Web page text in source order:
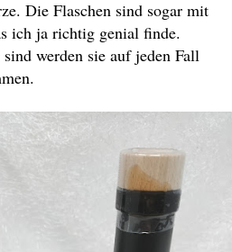
Die Flaschen sind sogar mit
ich ja richtig genial finde.
werden sie auf jeden Fall